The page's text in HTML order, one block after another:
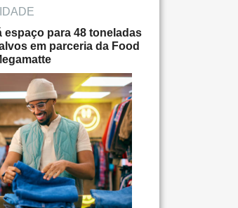
espaço para 48 toneladas
em parceria da Food